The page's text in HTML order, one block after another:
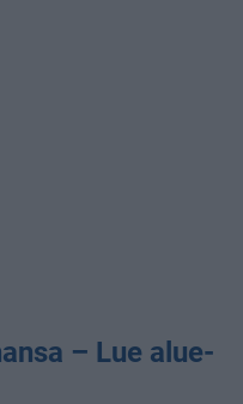
– Lue alue-